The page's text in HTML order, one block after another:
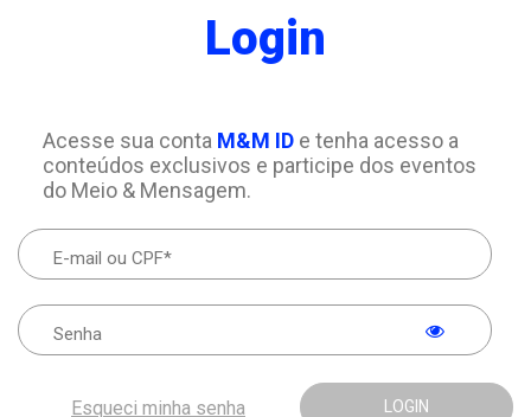
Login
Acesse sua conta M&M IDe tenha acesso a
conteúdos exclusivos e participe dos eventos
do Meio & Mensagem.
LOGIN
Esqueci minha senha